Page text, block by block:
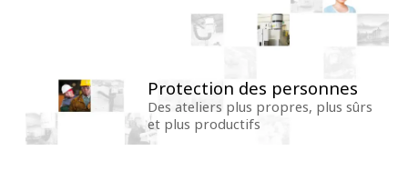
Protection des personnes
Des ateliers plus propres, plus sûrs
et plus productifs